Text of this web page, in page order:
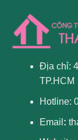
Địa chỉ:
TP.HCM
Hotline:
Email :